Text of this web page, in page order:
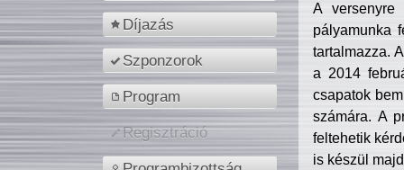
Díjazás
Szponzorok
Program
Regisztráció
A versenyre
pályamunka
tartalmazza.
a 2014
csapatok
számára. A
feltehetik
is készül